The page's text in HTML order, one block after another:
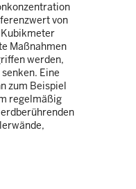
von
Maßnahmen
werden,
Eine
zum Beispiel
regelmäßig